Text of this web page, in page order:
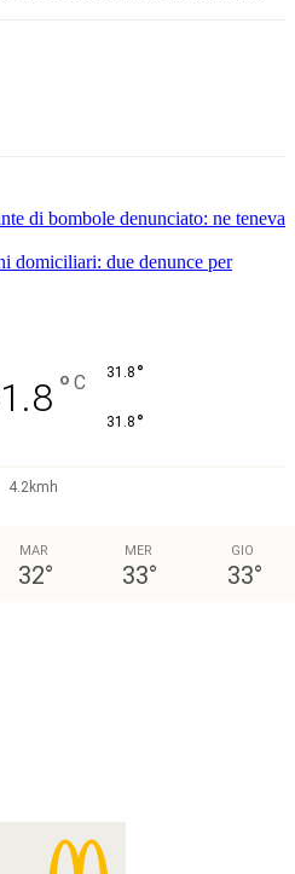
di bombole denunciato: ne teneva
domiciliari: due denunce per
° C 31.8 °
31.8 °
4.2kmh
MAR
32°
MER
33°
GIO
33°